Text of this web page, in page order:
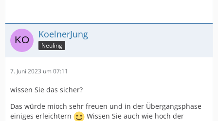
KoelnerJung
Neuling
7. Juni 2023 um 07:11
wissen Sie das sicher?
Das würde mioch sehr freuen und in der Übergangsphase
einiges erleichtern
Wissen Sie auch wie hoch der